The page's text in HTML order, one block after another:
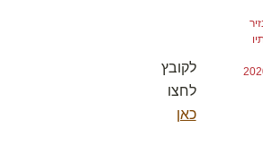
לקובץ
לחצו
כאן